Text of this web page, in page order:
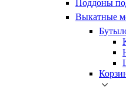
Поддоны
Выкатные